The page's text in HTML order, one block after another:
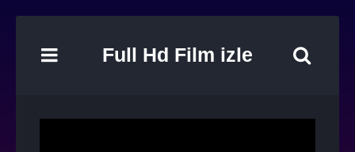
Full Hd Film izle